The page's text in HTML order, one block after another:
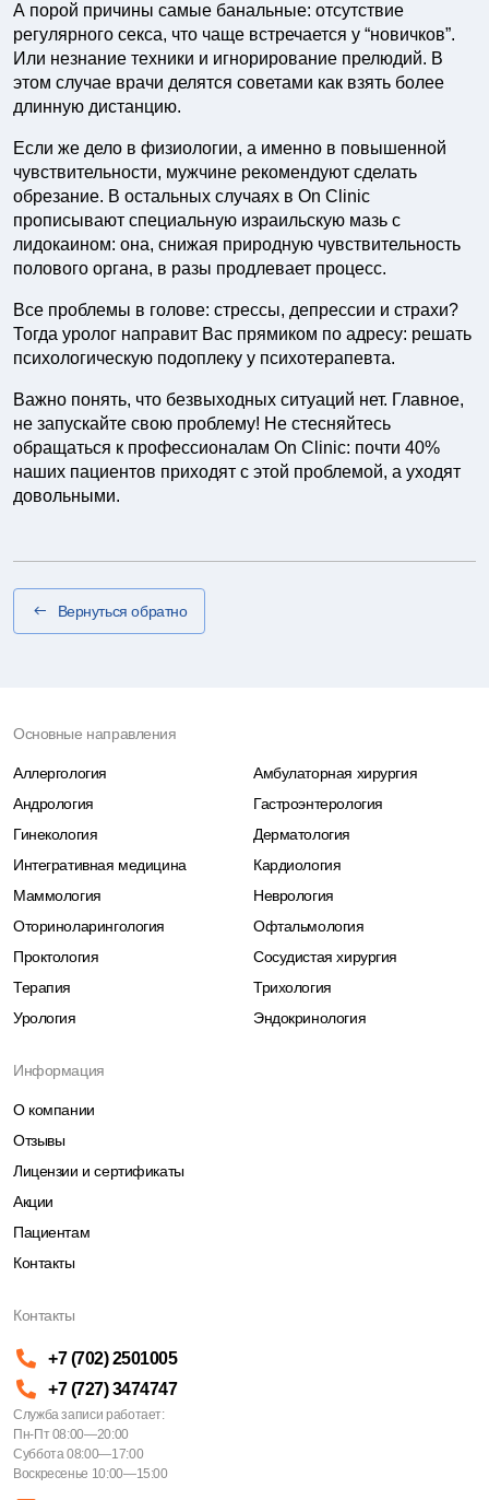
А порой причины самые банальные: отсутствие
регулярного секса, что чаще встречается у “новичков”.
Или незнание техники и игнорирование прелюдий. В
этом случае врачи делятся советами как взять более
длинную дистанцию.
Если же дело в физиологии, а именно в повышенной
чувствительности, мужчине рекомендуют сделать
обрезание. В остальных случаях в On Clinic
прописывают специальную израильскую мазь с
лидокаином: она, снижая природную чувствительность
полового органа, в разы продлевает процесс.
Все проблемы в голове: стрессы, депрессии и страхи?
Тогда уролог направит Вас прямиком по адресу: решать
психологическую подоплеку у психотерапевта.
Важно понять, что безвыходных ситуаций нет. Главное,
не запускайте свою проблему! Не стесняйтесь
обращаться к профессионалам On Clinic: почти 40%
наших пациентов приходят с этой проблемой, а уходят
довольными.
Вернуться обратно
Основные направления
Аллергология
Амбулаторная хирургия
Андрология
Гастроэнтерология
Гинекология
Дерматология
Интегративная медицина
Кардиология
Маммология
Неврология
Оториноларингология
Офтальмология
Проктология
Сосудистая хирургия
Терапия
Трихология
Урология
Эндокринология
Информация
О компании
Отзывы
Лицензии и сертификаты
Акции
Пациентам
Контакты
Контакты
+7 (702) 2501005
+7 (727) 3474747
Служба записи работает:
Пн-Пт 08:00—20:00
Суббота 08:00—17:00
Воскресенье 10:00—15:00